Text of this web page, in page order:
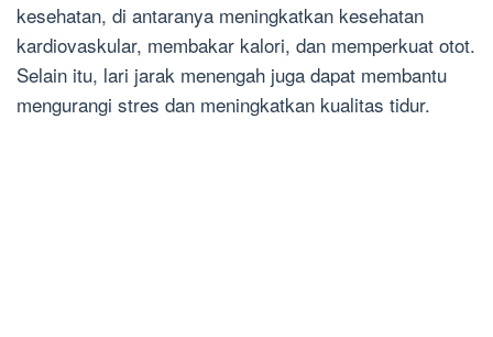
kesehatan, di antaranya meningkatkan kesehatan
kardiovaskular, membakar kalori, dan memperkuat otot.
Selain itu, lari jarak menengah juga dapat membantu
mengurangi stres dan meningkatkan kualitas tidur.